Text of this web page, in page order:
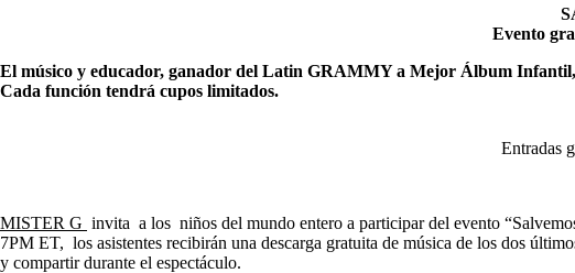
Evento
El músico y educador, ganador del Latin GRAMMY a Mejor Álbum
Cada función tendrá cupos limitados.
Entradas
MISTER G invita a los niños del mundo entero a participar del evento
7PM ET, los asistentes recibirán una descarga gratuita de música de los dos
y compartir durante el espectáculo.